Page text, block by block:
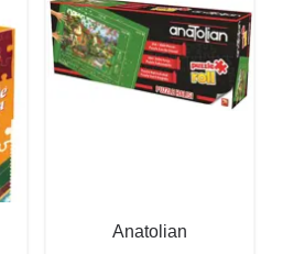
Anatolian